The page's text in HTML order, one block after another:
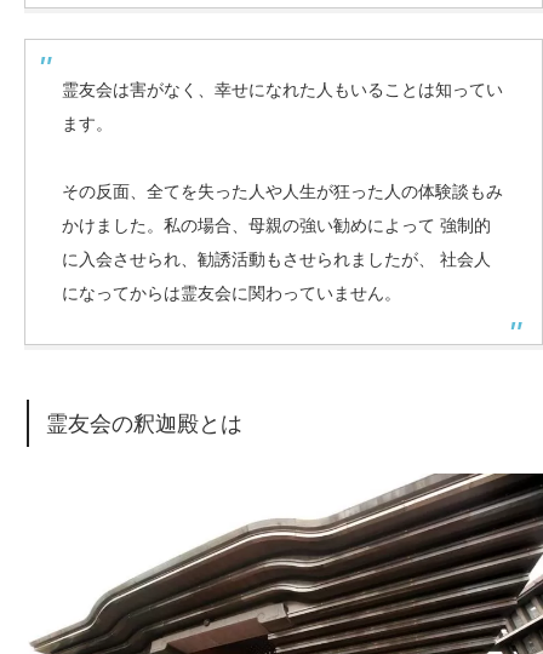
霊友会は害がなく、幸せになれた人もいることは知ってい
ます。
その反面、全てを失った人や人生が狂った人の体験談もみ
かけました。私の場合、母親の強い勧めによって 強制的
に入会させられ、勧誘活動もさせられましたが、 社会人
になってからは霊友会に関わっていません。
霊友会の釈迦殿とは